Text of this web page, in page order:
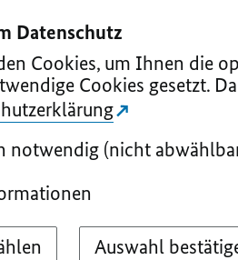
Datenschutz
Cookies, um Ihnen die
Cookies gesetzt.
notwendig (nicht
Auswahl